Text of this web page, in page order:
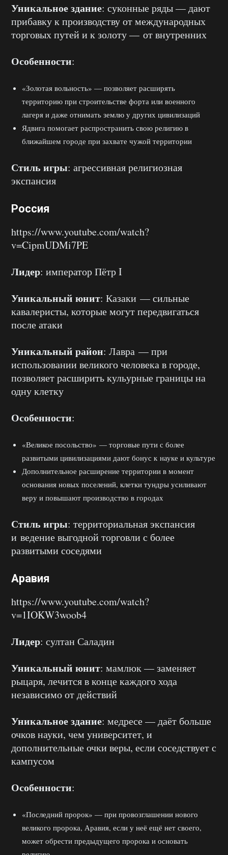
Уникальное здание: суконные ряды — дают
прибавку к производству от международных
торговых путей и к золоту — от внутренних
Особенности:
«Золотая вольность» — позволяет расширять
территорию при строительстве форта или военного
лагеря и даже отнимать землю у других цивилизаций
Ядвига помогает распространить свою религию в
ближайшем городе при захвате чужой территории
Стиль игры: агрессивная религиозная
экспансия
Россия
https://www.youtube.com/watch?
v=CipmUDMi7PE
Лидер: император Пётр I
Уникальный юнит: Казаки — сильные
кавалеристы, которые могут передвигаться
после атаки
Уникальный район: Лавра — при
использовании великого человека в городе,
позволяет расширить кульурные границы на
одну клетку
Особенности:
«Великое посольство» — торговые пути с более
развитыми цивилизациями дают бонус к науке и культуре
Дополнительное расширение территории в момент
основания новых поселений, клетки тундры усиливают
веру и повышают производство в городах
Стиль игры: территориальная экспансия
и ведение выгодной торговли с более
развитыми соседями
Аравия
https://www.youtube.com/watch?
v=1IOKW3woob4
Лидер: султан Саладин
Уникальный юнит: мамлюк — заменяет
рыцаря, лечится в конце каждого хода
независимо от действий
Уникальное здание: медресе — даёт больше
очков науки, чем университет, и
дополнительные очки веры, если соседствует с
кампусом
Особенности:
«Последний пророк» — при провозглашении нового
великого пророка, Аравия, если у неё ещё нет своего,
может обрести предыдущего пророка и основать